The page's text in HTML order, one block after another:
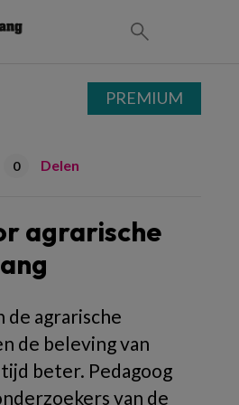
0 Delen
agrarische
de agrarische
de beleving van
beter. Pedagoog
van de
PREMIUM